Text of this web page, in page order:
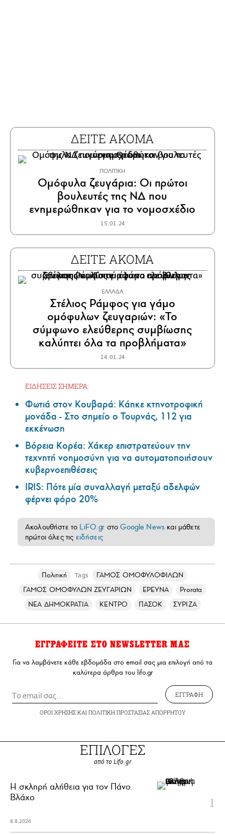
ΔΕΙΤΕ ΑΚΟΜΑ
ΠΟΛΙΤΙΚΗ
Ομόφυλα ζευγάρια: Οι πρώτοι
βουλευτές της ΝΔ που
ενημερώθηκαν για το νομοσχέδιο
15.01.24
ΔΕΙΤΕ ΑΚΟΜΑ
ΕΛΛΑΔΑ
Στέλιος Ράμφος για γάμο
ομόφυλων ζευγαριών: «Το
σύμφωνο ελεύθερης συμβίωσης
καλύπτει όλα τα προβλήματα»
14.01.24
ΕΙΔΗΣΕΙΣ ΣΗΜΕΡΑ:
Φωτιά στον Κουβαρά: Κάηκε κτηνοτροφική
μονάδα - Στο σημείο ο Τουρνάς, 112 για
εκκένωση
Βόρεια Κορέα: Χάκερ επιστρατεύουν την
τεχνητή νοημοσύνη για να αυτοματοποιήσουν
κυβερνοεπιθέσεις
IRIS: Πότε μία συναλλαγή μεταξύ αδελφών
φέρνει φόρο 20%
Ακολουθήστε το LiFO.gr στοGoogle News και μάθετε
πρώτοι όλες τις ειδήσεις
Πολιτική Tags
ΓΑΜΟΣ ΟΜΟΦΥΛΟΦΙΛΩΝ
ΓΑΜΟΣ ΟΜΟΦΥΛΩΝ ΖΕΥΓΑΡΙΩΝ
ΕΡΕΥΝΑ
Prorata
ΝΕΑ ΔΗΜΟΚΡΑΤΙΑ
ΚΕΝΤΡΟ ΠΑΣΟΚ ΣΥΡΙΖΑ
ΕΓΓΡΑΦΕΙΤΕ ΣΤΟ NEWSLETTER ΜΑΣ
Για να λαμβάνετε κάθε εβδομάδα στο email σας μια επιλογή από τα
καλύτερα άρθρα του lifo.gr
ΕΓΓΡΑΦΗ
ΟΡΟΙ ΧΡΗΣΗΣΚΑΙ ΠΟΛΙΤΙΚΗ ΠΡΟΣΤΑΣΙΑΣ ΑΠΟΡΡΗΤΟΥ
ΕΠΙΛΟΓΕΣ
από το Lifo.gr
H σκληρή αλήθεια για τον Πάνο
Βλάχο
8.8.2026